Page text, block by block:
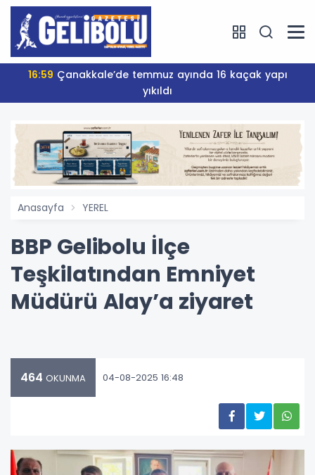
16:59
yıkıldı
Anasayfa YEREL
BBP Gelibolu İlçe
Teşkilatından Emniyet
Müdürü Alay’a ziyaret
464 OKUNMA 04-08-2025 16:48